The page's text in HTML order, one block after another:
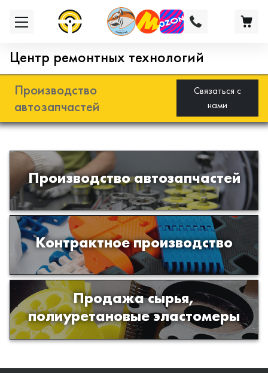
Центр ремонтных технологий
Производство
автозапчастей
Связаться с
нами
Производство автозапчастей
Разработка и производство деталей
из эластомеров для подвески
автомобиля
Контрактное производство
Производство изделий из пластиков
и полимеров по образцам либо
чертежам заказчика
Продажа сырья,
полиуретановые эластомеры
Продажа сырья для производства
изделий из полиуретана